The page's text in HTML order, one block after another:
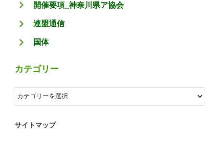
開催要項_神奈川県ア協会
連盟通信
国体
カテゴリー
カ
テ
ゴ
サイトマップ